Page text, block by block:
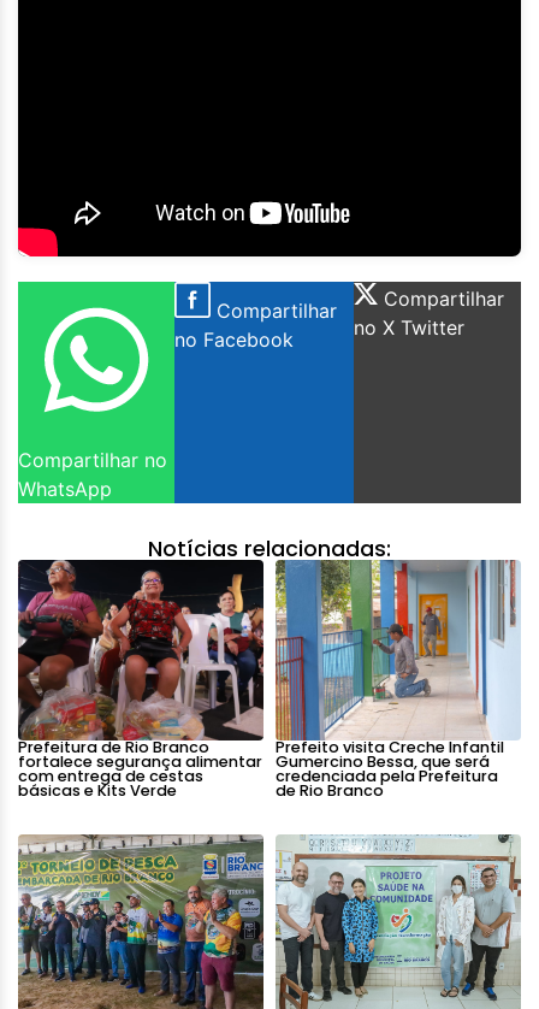
Compartilhar no
WhatsApp
Compartilhar
no Facebook
Compartilhar
no X Twitter
Notícias relacionadas:
Prefeitura de Rio Branco
fortalece segurança alimentar
com entrega de cestas
básicas e Kits Verde
Prefeito visita Creche Infantil
Gumercino Bessa, que será
credenciada pela Prefeitura
de Rio Branco